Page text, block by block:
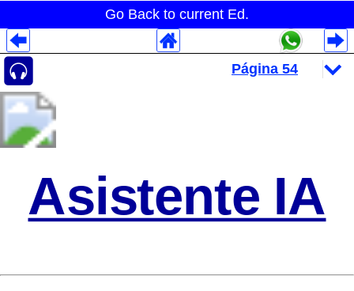
Go Back to current Ed.
Asistente IA
Despliegues Analytics
Despliegues Totales
Despliegues por Rubros